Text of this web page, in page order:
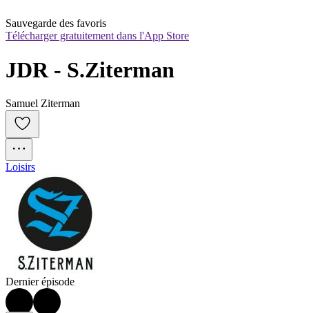
Sauvegarde des favoris
Télécharger gratuitement dans l'App Store
JDR - S.Ziterman
Samuel Ziterman
Loisirs
Dernier épisode